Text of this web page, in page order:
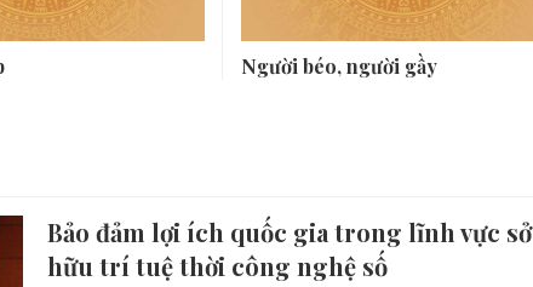
Người béo, người gầy
Bảo đảm lợi ích quốc gia trong lĩnh vực sở
hữu trí tuệ thời công nghệ số